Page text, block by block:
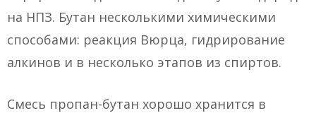
на НПЗ. Бутан несколькими химическими
способами: реакция Вюрца, гидрирование
алкинов и в несколько этапов из спиртов.
Смесь пропан-бутан хорошо хранится в